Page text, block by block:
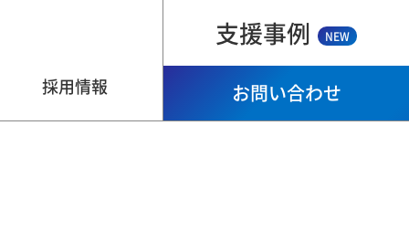
支援事例 NEW
お問い合わせ
採用情報